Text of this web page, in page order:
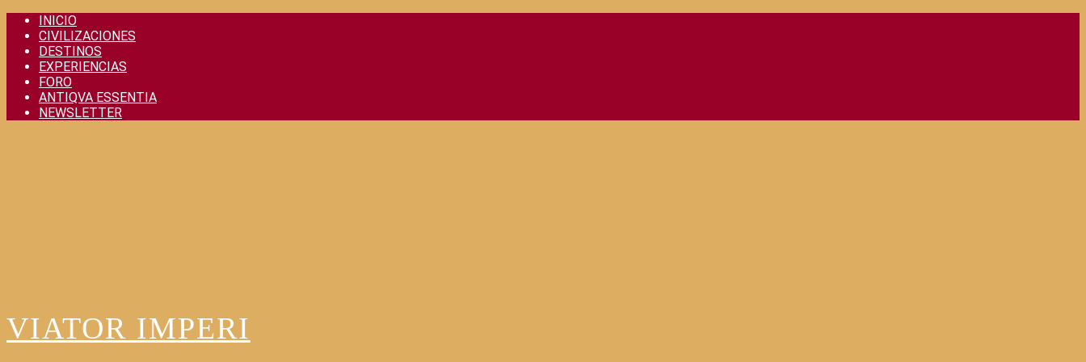
Skip
content
INICIO
CIVILIZACIONES
DESTINOS
EXPERIENCIAS
FORO
ANTIQVA ESSENTIA
NEWSLETTER
VIATOR IMPERI